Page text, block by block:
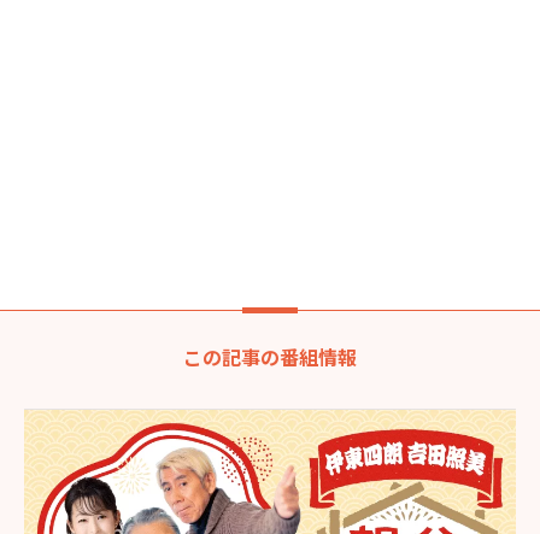
この記事の番組情報